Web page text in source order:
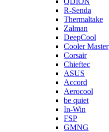
R-Senda
Thermaltake
Zalman
DeepCool
Cooler Master
Corsair
Chieftec
ASUS
Accord
Aerocool
be quiet
In-Win
FSP
GMNG